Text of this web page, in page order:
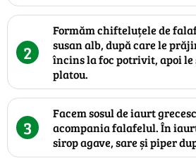
2
Formăm chifteluțele de
susan alb, după care le
încins la foc potrivit, apoi le
platou.
3
Facem sosul de iaurt
acompania falafelul. În
sirop agave, sare și piper